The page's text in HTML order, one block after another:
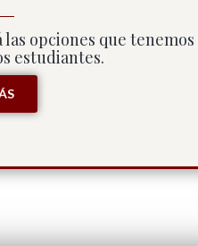
las opciones que tenemos
estudiantes.